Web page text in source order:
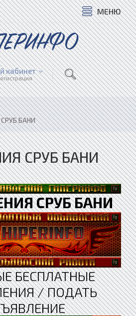
МЕНЮ
кабинет
БАНИ
СРУБ БАНИ
СРУБ БАНИ
БЕСПЛАТНЫЕ
/ ПОДАТЬ